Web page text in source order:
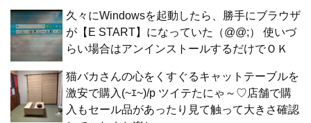
久々にWindowsを起動したら、勝手にブラウザ
が【E START】になっていた（@@;） 使いづ
らい場合はアンインストールするだけでＯＫ
猫バカさんの心をくすぐるキャットテーブルを
激安で購入(~ｴ~)/p ツイテたにゃ～♡店舗で購
入もセール品があったり見て触って大きさ確認